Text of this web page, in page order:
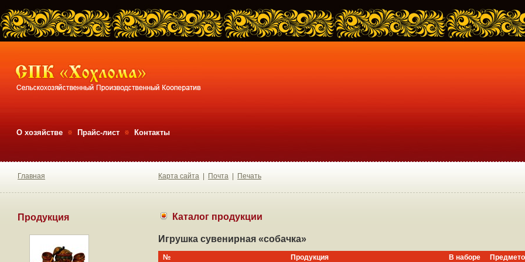
О хозяйстве Прайс-лист Контакты
Главная
Продукция
Карта сайта Почта Печать
Каталог продукции
Игрушка сувенирная «собачка»
№ Продукция В наборе